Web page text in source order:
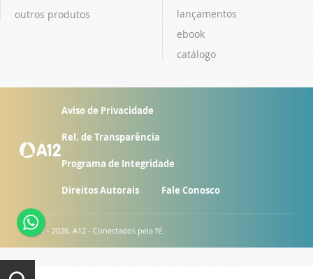
outros produtos
lançamentos
ebook
catálogo
Aviso de Privacidade
Rel. de Transparência
Programa de Integridade
Direitos Autorais Fale Conosco
© 2007 - 2026. A12 - Conectados pela fé.